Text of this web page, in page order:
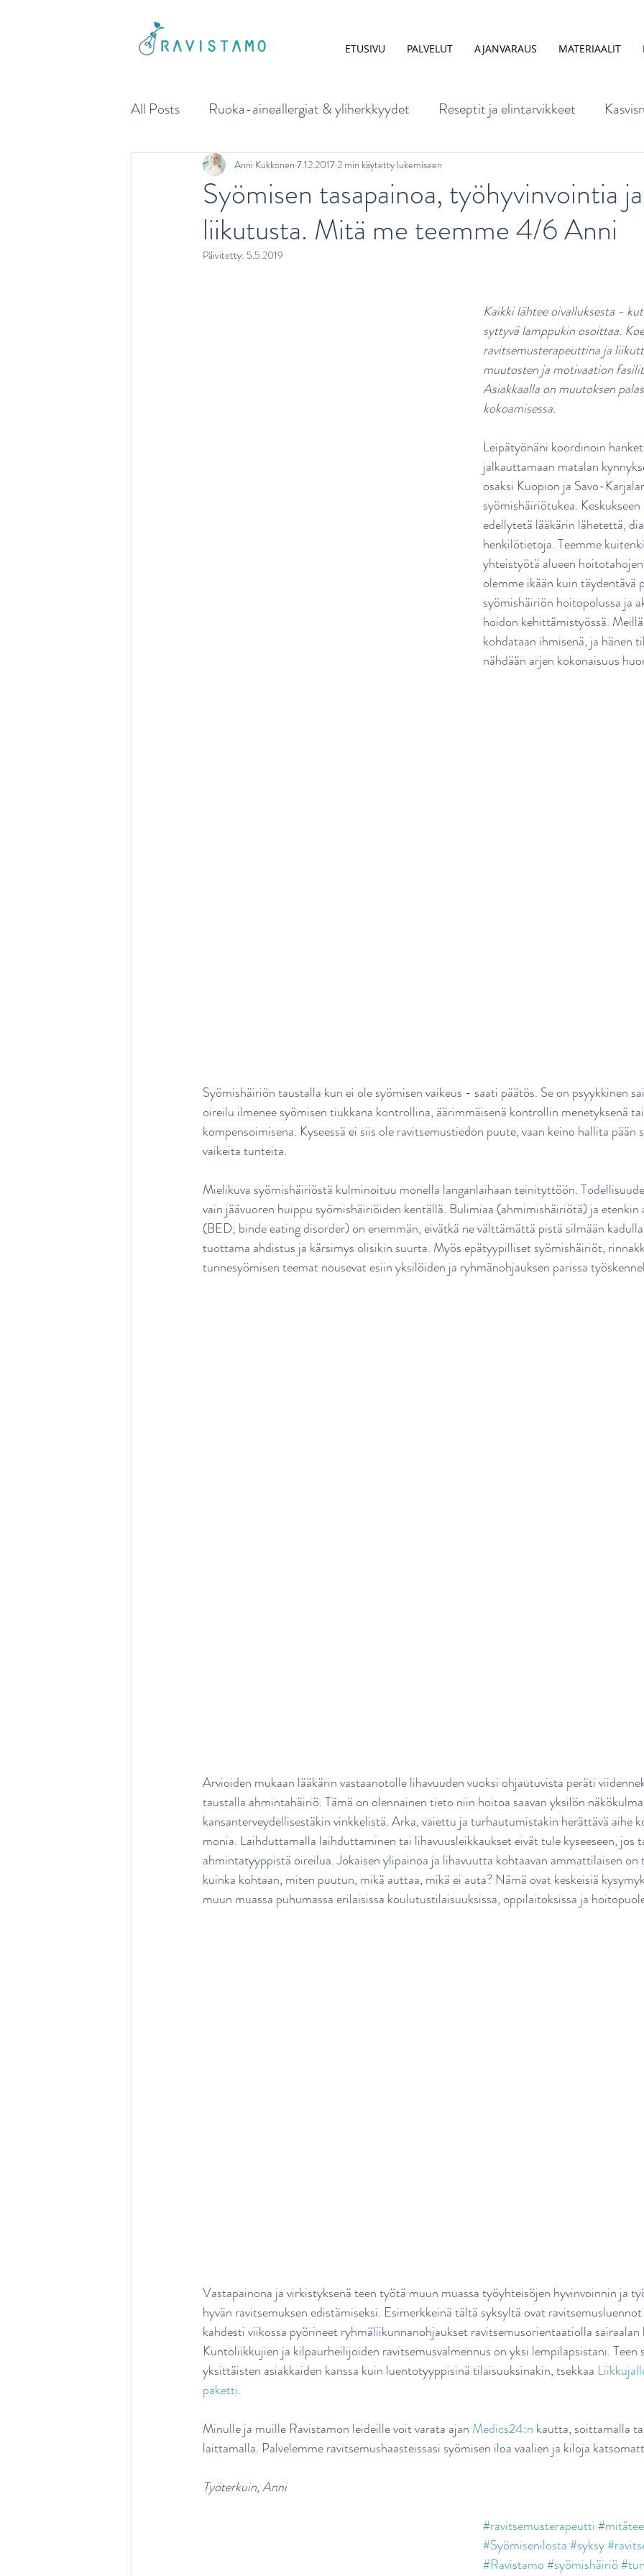
ETUSIVU PALVELUT AJANVARAUS MATERIAALIT
All Posts Ruoka-aineallergiat & yliherkkyydet Reseptit ja elintarvikkeet
Liikkujan ja urheilijan ravitsemus Ruoka ja mieli
Sydänterveys Painonhallinta ja elintavat Ravitsemus raskaus- ja imetysaikana
Syömisen tasapainoa, työhyvinvointia ja
liikutusta. Mitä me teemme 4/6 Anni
Anni Kukkonen 7.12.2017 2 min käytetty lukemiseen
Päivitetty: 5.5.2019
Kaikki lähtee oivalluksesta -
syttyvä lamppukin osoittaa.
ravitsemusterapeuttina ja
muutosten ja motivaation
Asiakkaalla on muutoksen
kokoamisessa.
Leipätyönäni koordinoin
jalkauttamaan matalan
osaksi Kuopion ja Savo-
syömishäiriötukea.
edellytetä lääkärin lähetettä,
henkilötietoja. Teemme
yhteistyötä alueen
olemme ikään kuin täydentävä
syömishäiriön hoitopolussa ja
hoidon kehittämistyössä.
kohdataan ihmisenä, ja hänen
nähdään arjen kokonaisuus
Syömishäiriön taustalla kun ei ole syömisen vaikeus - saati päätös. Se on psyykkinen
oireilu ilmenee syömisen tiukkana kontrollina, äärimmäisenä kontrollin menetyksenä
kompensoimisena. Kyseessä ei siis ole ravitsemustiedon puute, vaan keino hallita pään
vaikeita tunteita.
Mielikuva syömishäiriöstä kulminoituu monella langanlaihaan teinityttöön.
vain jäävuoren huippu syömishäiriöiden kentällä. Bulimiaa (ahmimishäiriötä) ja
(BED; binde eating disorder) on enemmän, eivätkä ne välttämättä pistä silmään
tuottama ahdistus ja kärsimys olisikin suurta. Myös epätyypilliset syömishäiriöt,
tunnesyömisen teemat nousevat esiin yksilöiden ja ryhmänohjauksen parissa
Arvioiden mukaan lääkärin vastaanotolle lihavuuden vuoksi ohjautuvista peräti
taustalla ahmintahäiriö. Tämä on olennainen tieto niin hoitoa saavan yksilön
kansanterveydellisestäkin vinkkelistä. Arka, vaiettu ja turhautumistakin herättävä aihe
monia. Laihduttamalla laihduttaminen tai lihavuusleikkaukset eivät tule kyseeseen, jos
ahmintatyyppistä oireilua. Jokaisen ylipainoa ja lihavuutta kohtaavan ammattilaisen on
kuinka kohtaan, miten puutun, mikä auttaa, mikä ei auta? Nämä ovat keskeisiä
muun muassa puhumassa erilaisissa koulutustilaisuuksissa, oppilaitoksissa ja
Vastapainona ja virkistyksenä teen työtä muun muassa työyhteisöjen hyvinvoinnin ja
hyvän ravitsemuksen edistämiseksi. Esimerkkeinä tältä syksyltä ovat
kahdesti viikossa pyörineet ryhmäliikunnanohjaukset ravitsemusorientaatiolla
Kuntoliikkujien ja kilpaurheilijoiden ravitsemusvalmennus on yksi lempilapsistani. Teen
yksittäisten asiakkaiden kanssa kuin luentotyyppisinä tilaisuuksinakin, tsekkaa
paketti.
Minulle ja muille Ravistamon leideille voit varata ajan Medics24:n kautta, soittamalla
laittamalla. Palvelemme ravitsemushaasteissasi syömisen iloa vaalien ja kiloja
Työterkuin, Anni
#ravitsemusterapeutti
#Syömisenilosta#syksy
#Ravistamo#syömishäiriö